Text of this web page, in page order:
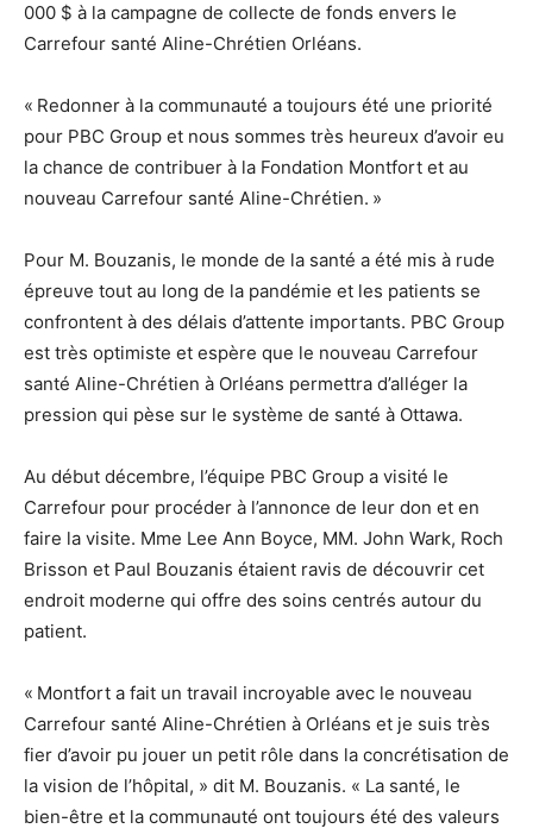
000 $ à la campagne de collecte de fonds envers le
Carrefour santé Aline-Chrétien Orléans.
« Redonner à la communauté a toujours été une priorité
pour PBC Group et nous sommes très heureux d’avoir eu
la chance de contribuer à la Fondation Montfort et au
nouveau Carrefour santé Aline-Chrétien. »
Pour M. Bouzanis, le monde de la santé a été mis à rude
épreuve tout au long de la pandémie et les patients se
confrontent à des délais d’attente importants. PBC Group
est très optimiste et espère que le nouveau Carrefour
santé Aline-Chrétien à Orléans permettra d’alléger la
pression qui pèse sur le système de santé à Ottawa.
Au début décembre, l’équipe PBC Group a visité le
Carrefour pour procéder à l’annonce de leur don et en
faire la visite. Mme Lee Ann Boyce, MM. John Wark, Roch
Brisson et Paul Bouzanis étaient ravis de découvrir cet
endroit moderne qui offre des soins centrés autour du
patient.
« Montfort a fait un travail incroyable avec le nouveau
Carrefour santé Aline-Chrétien à Orléans et je suis très
fier d’avoir pu jouer un petit rôle dans la concrétisation de
la vision de l’hôpital, » dit M. Bouzanis. « La santé, le
bien-être et la communauté ont toujours été des valeurs